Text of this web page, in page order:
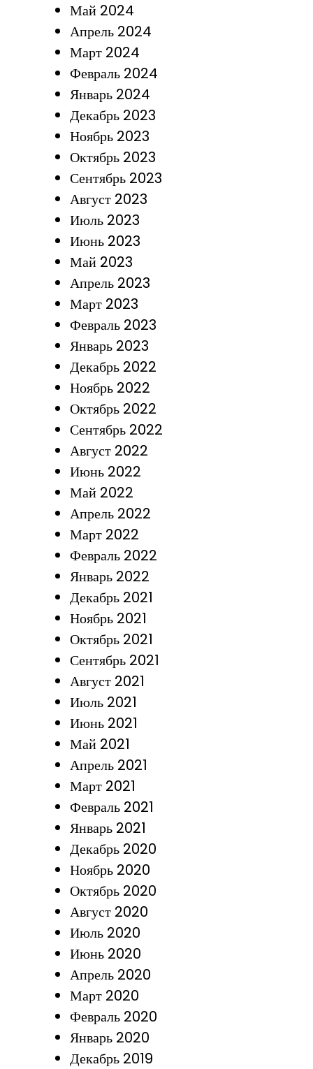
Май 2024
Апрель 2024
Март 2024
Февраль 2024
Январь 2024
Декабрь 2023
Ноябрь 2023
Октябрь 2023
Сентябрь 2023
Август 2023
Июль 2023
Июнь 2023
Май 2023
Апрель 2023
Март 2023
Февраль 2023
Январь 2023
Декабрь 2022
Ноябрь 2022
Октябрь 2022
Сентябрь 2022
Август 2022
Июнь 2022
Май 2022
Апрель 2022
Март 2022
Февраль 2022
Январь 2022
Декабрь 2021
Ноябрь 2021
Октябрь 2021
Сентябрь 2021
Август 2021
Июль 2021
Июнь 2021
Май 2021
Апрель 2021
Март 2021
Февраль 2021
Январь 2021
Декабрь 2020
Ноябрь 2020
Октябрь 2020
Август 2020
Июль 2020
Июнь 2020
Апрель 2020
Март 2020
Февраль 2020
Январь 2020
Декабрь 2019